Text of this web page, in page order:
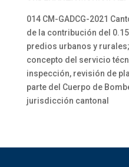
014 CM-GADCG-2021
de la contribución del
predios urbanos y
concepto del servicio
inspección, revisión de
parte del Cuerpo de
jurisdicción cantonal